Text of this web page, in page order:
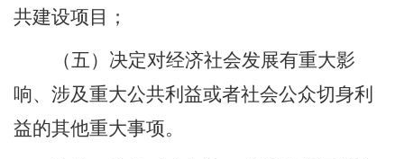
共建设项目；
（五）决定对经济社会发展有重大影
响、涉及重大公共利益或者社会公众切身利
益的其他重大事项。